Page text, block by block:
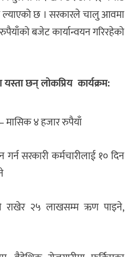
छ । सरकारले चालु आवमा
बजेट कार्यान्वयन गरिरहेको
छन् लोकप्रिय कार्यक्रम:
– मासिक ४ हजार रुपैयाँ
गर्न सरकारी कर्मचारीलाई १० दिन
राखेर २५ लाखसम्म ऋण पाइने,